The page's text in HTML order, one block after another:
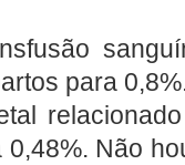
para
Não